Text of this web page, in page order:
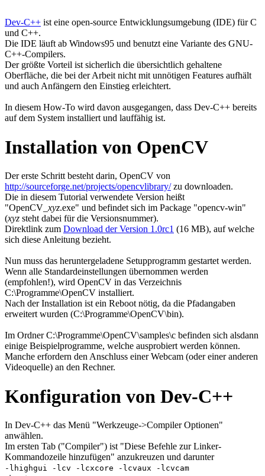
Dev-C++ ist eine open-source Entwicklungsumgebung (IDE) für C
und C++.
Die IDE läuft ab Windows95 und benutzt eine Variante des GNU-
C++-Compilers.
Der größte Vorteil ist sicherlich die übersichtlich gehaltene
Oberfläche, die bei der Arbeit nicht mit unnötigen Features aufhält
und auch Anfängern den Einstieg erleichtert.
In diesem How-To wird davon ausgegangen, dass Dev-C++ bereits
auf dem System installiert und lauffähig ist.
Installation von OpenCV
Der erste Schritt besteht darin, OpenCV von
http://sourceforge.net/projects/opencvlibrary/zu downloaden.
Die in diesem Tutorial verwendete Version heißt
"OpenCV_ xyz.exe" und befindet sich im Package "opencv-win"
(xyz steht dabei für die Versionsnummer).
Direktlink zum Download der Version 1.0rc1 (16 MB), auf welche
sich diese Anleitung bezieht.
Nun muss das heruntergeladene Setupprogramm gestartet werden.
Wenn alle Standardeinstellungen übernommen werden
(empfohlen!), wird OpenCV in das Verzeichnis
C:\Programme\OpenCV installiert.
Nach der Installation ist ein Reboot nötig, da die Pfadangaben
erweitert wurden (C:\Programme\OpenCV\bin).
Im Ordner C:\Programme\OpenCV\samples\c befinden sich alsdann
einige Beispielprogramme, welche ausprobiert werden können.
Manche erfordern den Anschluss einer Webcam (oder einer anderen
Videoquelle) an den Rechner.
Konfiguration von Dev-C++
In Dev-C++ das Menü "Werkzeuge->Compiler Optionen"
anwählen.
Im ersten Tab ("Compiler") ist "Diese Befehle zur Linker-
Kommandozeile hinzufügen" anzukreuzen und darunter
-lhighgui -lcv -lcxcore -lcvaux -lcvcam